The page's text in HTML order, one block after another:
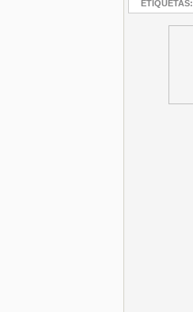
ETIQUETAS: